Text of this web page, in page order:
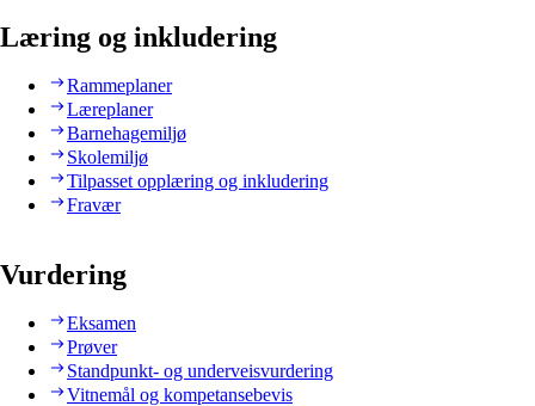
Læring og inkludering
Rammeplaner
Læreplaner
Barnehagemiljø
Skolemiljø
Tilpasset opplæring og inkludering
Fravær
Vurdering
Eksamen
Prøver
Standpunkt- og underveisvurdering
Vitnemål og kompetansebevis